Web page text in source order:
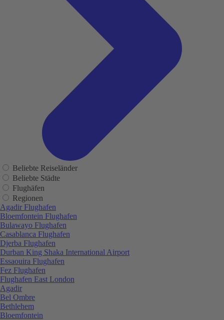
Beliebte Reiseländer
Beliebte Städte
Flughäfen
Regionen
Agadir Flughafen
Bloemfontein Flughafen
Bulawayo Flughafen
Casablanca Flughafen
Djerba Flughafen
Durban King Shaka International Airport
Essaouira Flughafen
Fez Flughafen
Flughafen East London
Agadir
Bel Ombre
Bethlehem
Bloemfontein